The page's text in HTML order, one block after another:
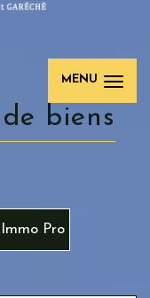
MENU
biens
Pro